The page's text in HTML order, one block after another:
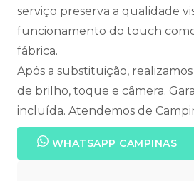
serviço preserva a qualidade
funcionamento do touch
fábrica.
Após a substituição,
de brilho, toque e câmera.
incluída. Atendemos de
WHATSAPP CAMPINAS